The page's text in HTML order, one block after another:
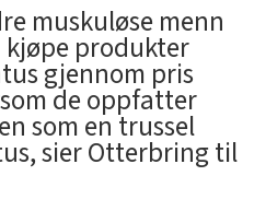
muskuløse menn
produkter
gjennom pris
de oppfatter
som en trussel
sier Otterbring til